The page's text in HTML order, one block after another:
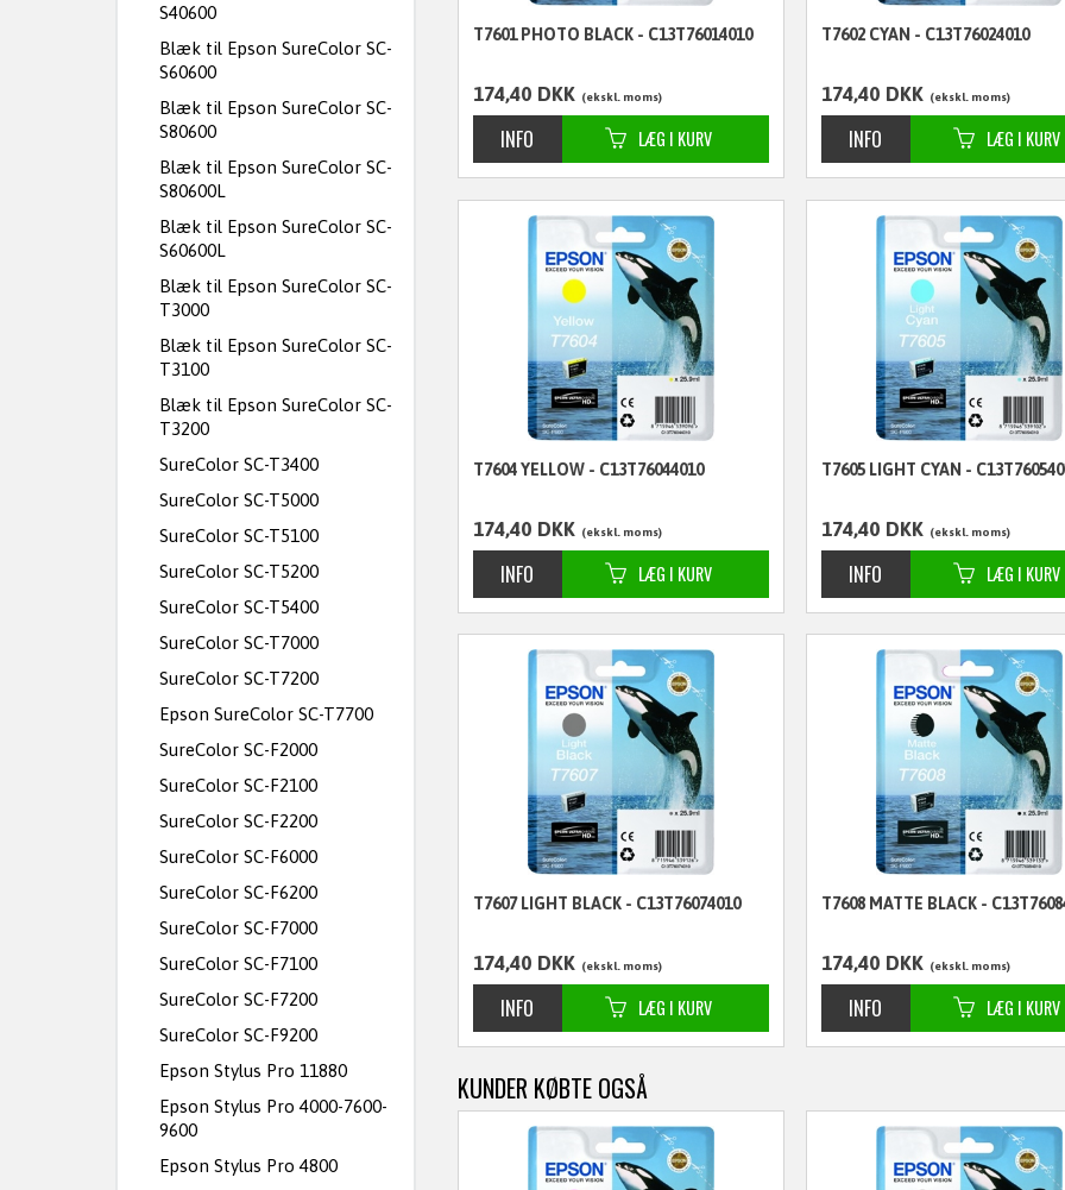
S40600
Blæk til Epson SureColor SC-
S60600
Blæk til Epson SureColor SC-
S80600
Blæk til Epson SureColor SC-
S80600L
Blæk til Epson SureColor SC-
S60600L
Blæk til Epson SureColor SC-
T3000
Blæk til Epson SureColor SC-
T3100
Blæk til Epson SureColor SC-
T3200
SureColor SC-T3400
SureColor SC-T5000
SureColor SC-T5100
SureColor SC-T5200
SureColor SC-T5400
SureColor SC-T7000
SureColor SC-T7200
Epson SureColor SC-T7700
SureColor SC-F2000
SureColor SC-F2100
SureColor SC-F2200
SureColor SC-F6000
SureColor SC-F6200
SureColor SC-F7000
SureColor SC-F7100
SureColor SC-F7200
SureColor SC-F9200
Epson Stylus Pro 11880
Epson Stylus Pro 4000-7600-
9600
Epson Stylus Pro 4800
T7601 PHOTO BLACK - C13T76014010
174,40 DKK ekskl. moms
T7602 CYAN - C13T76024010
174,40 DKK ekskl. moms
T7604 YELLOW - C13T76044010
174,40 DKK ekskl. moms
T7605 LIGHT CYAN -
174,40 DKK ekskl. moms
T7607 LIGHT BLACK - C13T76074010
174,40 DKK ekskl. moms
T7608 MATTE BLACK -
174,40 DKK ekskl. moms
KUNDER KØBTE OGSÅ